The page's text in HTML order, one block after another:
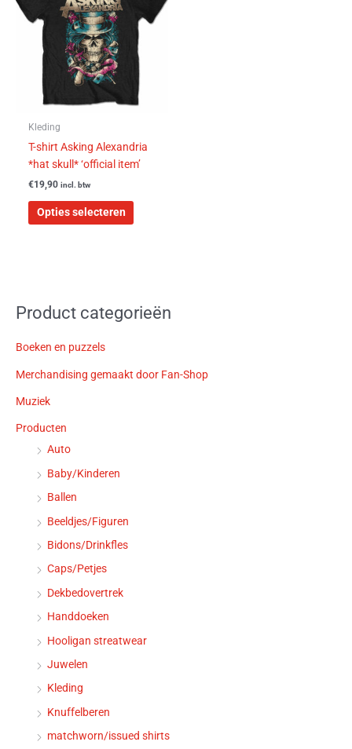
Kleding
T-shirt Asking Alexandria
*hat skull* ‘official item’
€19,90 incl. btw
Opties selecteren
meerdere
variaties.
Deze
optie
kan
gekozen
op
de
Product categorieën
Boeken en puzzels
Merchandising gemaakt door Fan-Shop
Muziek
Producten
Auto
Baby/Kinderen
Ballen
Beeldjes/Figuren
Bidons/Drinkfles
Caps/Petjes
Dekbedovertrek
Handdoeken
Hooligan streatwear
Juwelen
Kleding
Knuffelberen
matchworn/issued shirts